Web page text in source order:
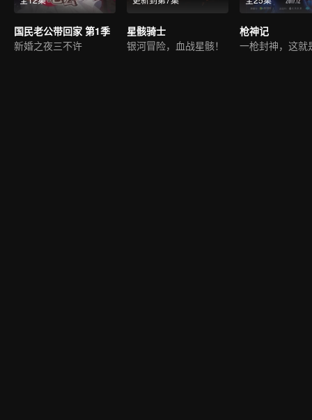
国民老公带回家 第1季
新婚之夜三不许
星骸骑士
银河冒险，血战星骸！
枪神记